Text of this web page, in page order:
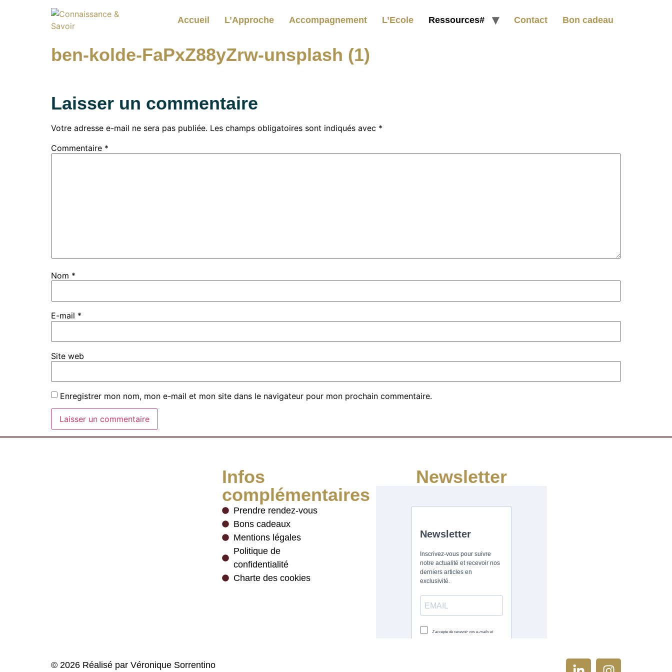
Accueil L’Approche Accompagnement L’Ecole Ressources# Contact Bon cadeau
ben-kolde-FaPxZ88yZrw-unsplash (1)
Laisser un commentaire
Votre adresse e-mail ne sera pas publiée. Les champs obligatoires sont indiqués avec *
Commentaire *
Nom *
E-mail *
Site web
Enregistrer mon nom, mon e-mail et mon site dans le navigateur pour mon prochain commentaire.
Infos
complémentaires
Prendre rendez-vous
Bons cadeaux
Mentions légales
Politique de
confidentialité
Charte des cookies
Newsletter
© 2026 Réalisé par Véronique Sorrentino